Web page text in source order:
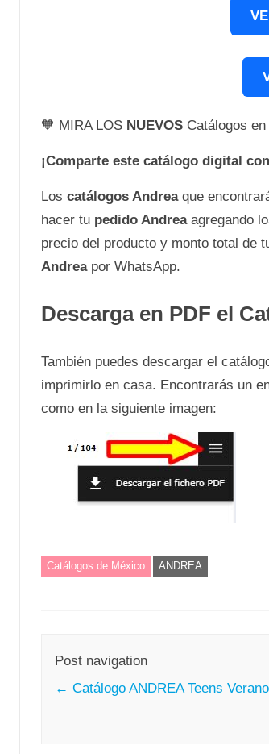
🧡 MIRA LOS NUEVOSCatálogos en
¡Comparte este catálogo digital
Los catálogos Andreaque
hacer tu pedido Andreaagregando
precio del producto y monto total de
Andreapor WhatsApp.
Descarga en PDF el
También puedes descargar el
imprimirlo en casa. Encontrarás un
como en la siguiente imagen:
Catálogos de México ANDREA
Post navigation
← Catálogo ANDREA Teens